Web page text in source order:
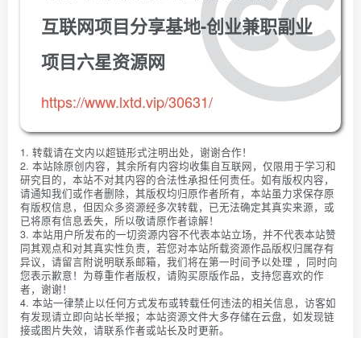
互联网项目分享基地-创业兼职副业
项目六星资源网
https://www.lxtd.vip/30631/
1. 转载请在文内以超链形式注明出处，谢谢合作！
2. 本站除原创内容，其余所有内容均收集自互联网，仅限用于学习和
研究目的，本站不对其内容的合法性承担任何责任。如有版权内容，
请通知我们或作者删除，其版权均归原作者所有，本站虽力求保存原
有版权信息，但因众多资源经多次转载，已无法确定其真实来源，或
已将原有信息丢失，所以敬请原作者谅解！
3. 本站用户所发布的一切资源内容不代表本站立场，并不代表本站赞
同其观点和对其真实性负责，若您对本站所载资源作品版权归属存有
异议，请留言附说明联系邮箱，我们将在第一时间予以处理 ，同时向
您表示歉意！为尊重作者版权，请购买原版作品，支持您喜欢的作
者，谢谢！
4. 本站一律禁止以任何方式发布或转载任何违法的相关信息，访客如
有发现请立即向站长举报；本站资源文件大多存储在云盘，如发现链
接或图片失效，请联系作者或站长及时更新。